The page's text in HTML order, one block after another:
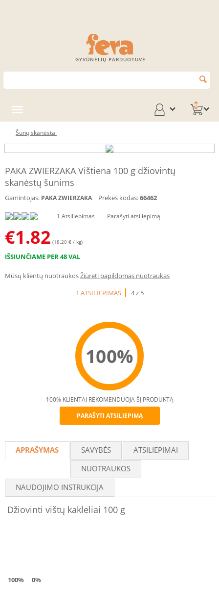
GYVŪNĖLIŲ PARDUOTUVĖ
0
Šunų skanėstai
PAKA ZWIERZAKA Vištiena 100 g džiovintų
skanėstų šunims
Gamintojas: PAKA ZWIERZAKA Prekės kodas:66462
1 Atsiliepimas Parašyti atsiliepimą
€1.82 (18.20 € / kg)
IŠSIUNČIAME PER 48 VAL
Mūsų klientų nuotraukosŽiūrėti papildomas nuotraukas
1 ATSILIEPIMAS
4 z 5
100%
Recommend
100% KLIENTAI REKOMENDUOJA ŠĮ PRODUKTĄ
PARAŠYTI ATSILIEPIMĄ
APRAŠYMAS SAVYBĖS
ATSILIEPIMAI
NUOTRAUKOS
NAUDOJIMO INSTRUKCIJA
Džiovinti vištų kakleliai 100 g
100%
0%